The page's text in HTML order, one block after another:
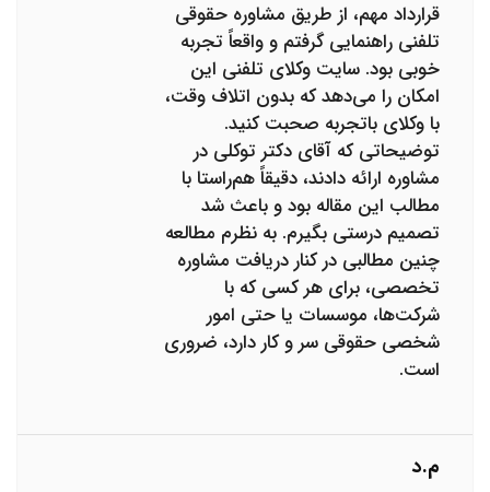
قرارداد مهم، از طریق مشاوره حقوقی
تلفنی راهنمایی گرفتم و واقعاً تجربه
خوبی بود. سایت وکلای تلفنی این
امکان را می‌دهد که بدون اتلاف وقت،
با وکلای باتجربه صحبت کنید.
توضیحاتی که آقای دکتر توکلی در
مشاوره ارائه دادند، دقیقاً هم‌راستا با
مطالب این مقاله بود و باعث شد
تصمیم درستی بگیرم. به نظرم مطالعه
چنین مطالبی در کنار دریافت مشاوره
تخصصی، برای هر کسی که با
شرکت‌ها، موسسات یا حتی امور
شخصی حقوقی سر و کار دارد، ضروری
است.
م.د